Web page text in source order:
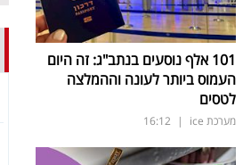
101 אלף נוסעים בנתב"ג: זה היום
העמוס ביותר לעונה וההמלצה
לטסים
מערכת ice |
16:12